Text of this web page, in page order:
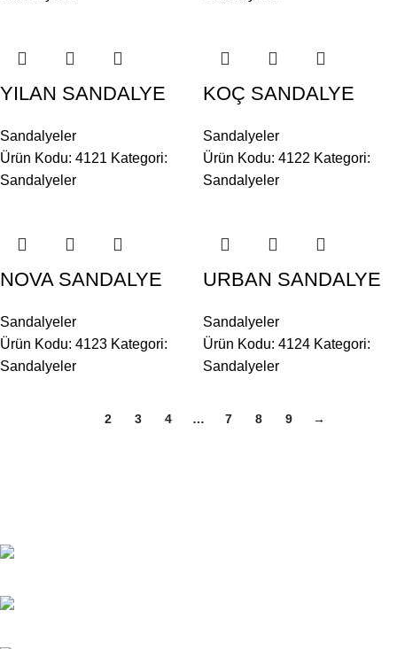
YILAN SANDALYE
Sandalyeler
Ürün Kodu: 4121 Kategori:
Sandalyeler
KOÇ SANDALYE
Sandalyeler
Ürün Kodu: 4122 Kategori:
Sandalyeler
NOVA SANDALYE
Sandalyeler
Ürün Kodu: 4123 Kategori:
Sandalyeler
URBAN SANDALYE
Sandalyeler
Ürün Kodu: 4124 Kategori:
Sandalyeler
2 3 4 … 7 8 9 →